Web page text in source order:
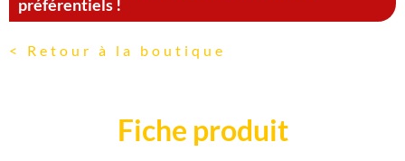
préférentiels !
< Retour à la boutique
Fiche produit